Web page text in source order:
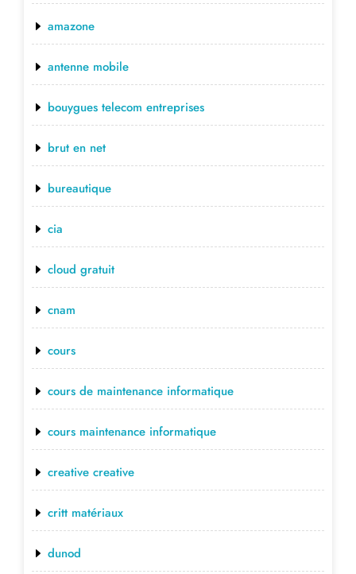
amazone
antenne mobile
bouygues telecom entreprises
brut en net
bureautique
cia
cloud gratuit
cnam
cours
cours de maintenance informatique
cours maintenance informatique
creative creative
critt matériaux
dunod